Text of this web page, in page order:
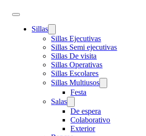
Sillas
Sillas Ejecutivas
Sillas Semi ejecutivas
Sillas De visita
Sillas Operativas
Sillas Escolares
Sillas Multiusos
Festa
Salas
De espera
Colaborativo
Exterior